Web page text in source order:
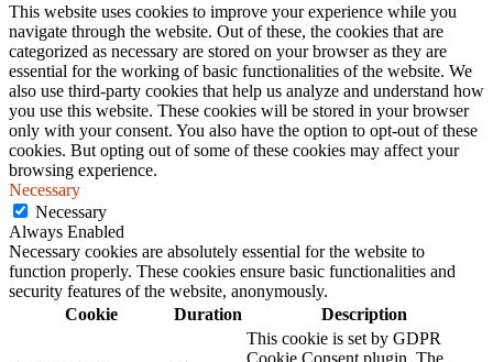
This website uses cookies to improve your experience while you
navigate through the website. Out of these, the cookies that are
categorized as necessary are stored on your browser as they are
essential for the working of basic functionalities of the website. We
also use third-party cookies that help us analyze and understand how
you use this website. These cookies will be stored in your browser
only with your consent. You also have the option to opt-out of these
cookies. But opting out of some of these cookies may affect your
browsing experience.
Necessary
Necessary
Always Enabled
Necessary cookies are absolutely essential for the website to
function properly. These cookies ensure basic functionalities and
security features of the website, anonymously.
Cookie
Duration Description
This cookie is set by GDPR
Cookie Consent plugin. The